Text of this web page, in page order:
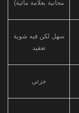
مجانية بعلامة مائية)
سهل لكن فيه شوية
تعقيد
جزئي